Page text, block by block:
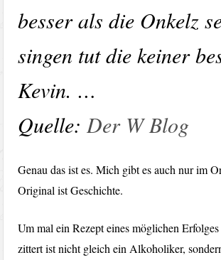
besser als die Onkelz
singen tut die keiner
Kevin. …
Quelle: Der W Blog
Genau das ist es. Mich gibt es auch nur im
Original ist Geschichte.
Um mal ein Rezept eines möglichen
zittert ist nicht gleich ein Alkoholiker,